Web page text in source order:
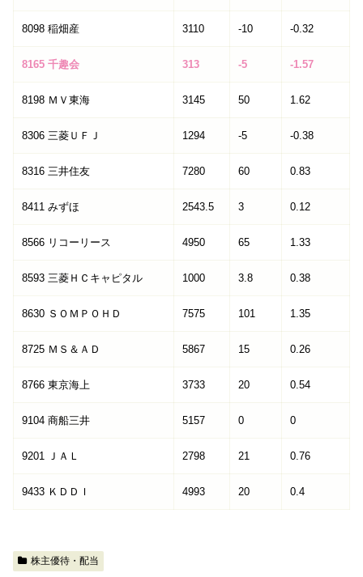
8098 稲畑産 3110 -10 -0.32
8165 千趣会 313 -5 -1.57
8198 ＭＶ東海 3145 50 1.62
8306 三菱ＵＦＪ 1294 -5 -0.38
8316 三井住友 7280 60 0.83
8411 みずほ 2543.5 3 0.12
8566 リコーリース 4950 65 1.33
8593 三菱ＨＣキャピタル 1000 3.8 0.38
8630 ＳＯＭＰＯＨＤ 7575 101 1.35
8725 ＭＳ＆ＡＤ 5867 15 0.26
8766 東京海上 3733 20 0.54
9104 商船三井 5157 0 0
9201 ＪＡＬ 2798 21 0.76
9433 ＫＤＤＩ 4993 20 0.4
株主優待・配当